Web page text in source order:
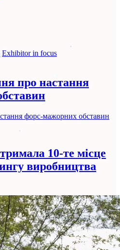
Exhibitor in focus
про настання
форс-мажорних обставин
10-те місце
виробництва